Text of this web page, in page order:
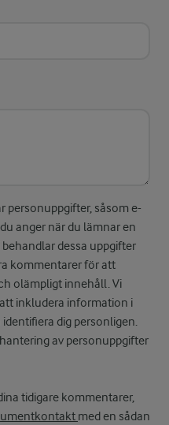
personuppgifter, såsom e-
anger när du lämnar en
dessa uppgifter
kommentarer för att
olämpligt innehåll. Vi
inkludera information i
dig personligen.
av personuppgifter
tidigare kommentarer,
med en sådan